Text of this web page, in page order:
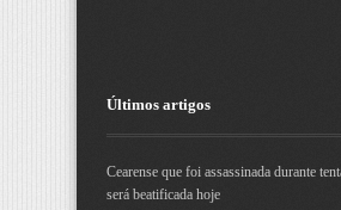
Últimos artigos
Cearense que foi assassinada durante
será beatificada hoje